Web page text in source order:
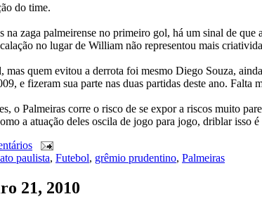
do time.
zaga palmeirense no primeiro gol, há um sinal de
no lugar de William não representou mais
mas quem evitou a derrota foi mesmo Diego Souza,
e fizeram sua parte nas duas partidas deste ano. Falta
o Palmeiras corre o risco de se expor a riscos muito
a atuação deles oscila de jogo para jogo, driblar isso
paulista, Futebol, grêmio prudentino, Palmeiras
21, 2010